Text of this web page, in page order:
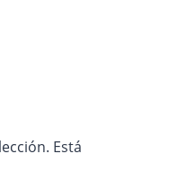
Está